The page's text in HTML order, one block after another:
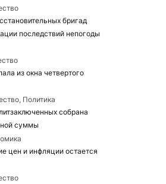
бригад
последствий непогоды
из окна четвертого
Политика
собрана
суммы
цен и инфляции остается